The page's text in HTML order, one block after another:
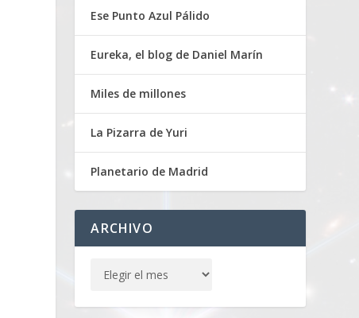
Ese Punto Azul Pálido
Eureka, el blog de Daniel Marín
Miles de millones
La Pizarra de Yuri
Planetario de Madrid
ARCHIVO